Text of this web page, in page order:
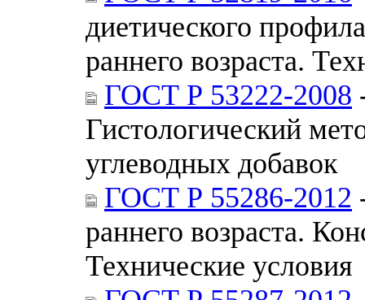
диетического
раннего возраста.
ГОСТ Р 53222-2008
Гистологический
углеводных добавок
ГОСТ Р 55286-2012
раннего возраста.
Технические условия